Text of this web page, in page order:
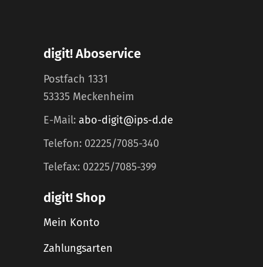
digit! Aboservice
Postfach 1331
53335 Meckenheim
E-Mail: abo-digit@ips-d.de
Telefon: 02225/7085-340
Telefax: 02225/7085-399
digit! Shop
Mein Konto
Zahlungsarten